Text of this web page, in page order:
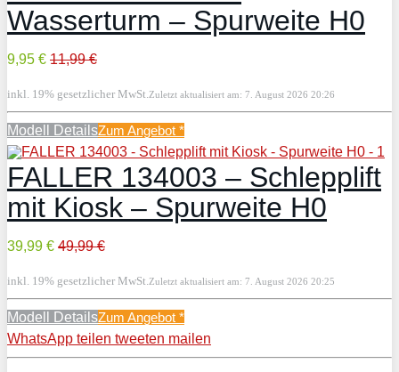
Wasserturm – Spurweite H0
9,95 € 11,99 €
inkl. 19% gesetzlicher MwSt. Zuletzt aktualisiert am: 7. August 2026 20:26
Modell DetailsZum Angebot *
FALLER 134003 – Schlepplift
mit Kiosk – Spurweite H0
39,99 € 49,99 €
inkl. 19% gesetzlicher MwSt. Zuletzt aktualisiert am: 7. August 2026 20:25
Modell DetailsZum Angebot *
WhatsApp teilen tweeten mailen